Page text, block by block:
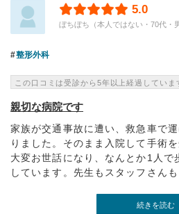
5.0
ぼちぼち（本人ではない・70代・
整形外科
この口コミは受診から5年以上経過していま
親切な病院です
家族が交通事故に遭い、救急車で
りました。そのまま入院して手術
大変お世話になり、なんとか1人で
しています。先生もスタッフさんも
続きを読む